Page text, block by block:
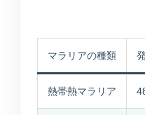
マラリアの種類
熱帯熱マラリア